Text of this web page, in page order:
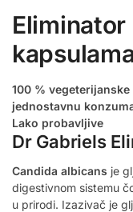
100 %
jednostavnu
Lako probavljive
Dr Gabriels
Candida albicans je
digestivnom sistemu
u prirodi. Izazivač je